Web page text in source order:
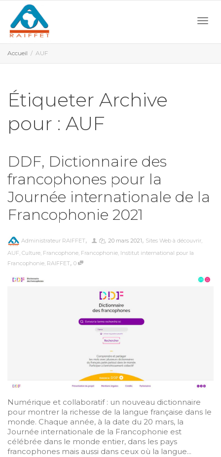
Accueil AUF
Étiqueter Archive
pour : AUF
DDF, Dictionnaire des
francophones pour la
Journée internationale de la
Francophonie 2021
Administrateur RAIFFET, , 20 mars 2021, Sites Web à découvrir,
AUF, Culture, Francophone, Francophonie, Institut international pour la
Francophonie, RAIFFET, 0
Numérique et collaboratif : un nouveau dictionnaire
pour montrer la richesse de la langue française dans le
monde. Chaque année, à la date du 20 mars, la
Journée internationale de la Francophonie est
célébrée dans le monde entier, dans les pays
francophones mais aussi dans ceux où la langue...